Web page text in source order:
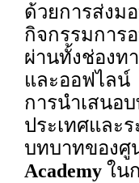
ด้วยการส่งม
กิจกรรมการ
ผ่านทั้งช่องท
และออฟไล
การนำเสนอ
ประเทศแล
บทบาทของศู
Academy ใน